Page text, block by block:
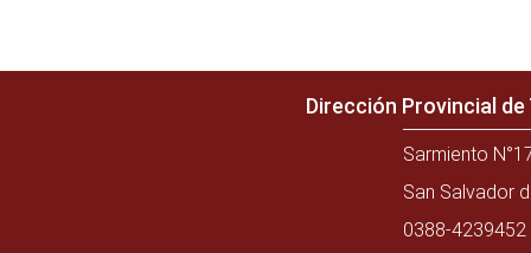
Dirección Provincial
Sarmiento
San Salvador
0388-